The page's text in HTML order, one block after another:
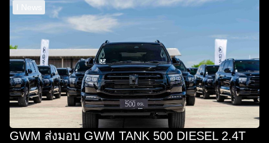
I News
GWM ส่งมอบ GWM TANK 500 DIESEL 2.4T